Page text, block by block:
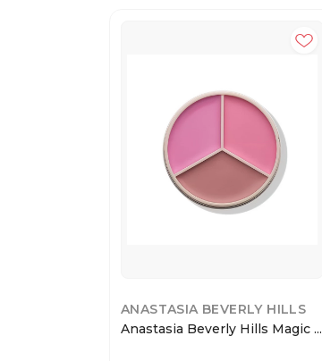
ANASTASIA BEVERLY HILLS
Anastasia Beverly Hills Magic ...